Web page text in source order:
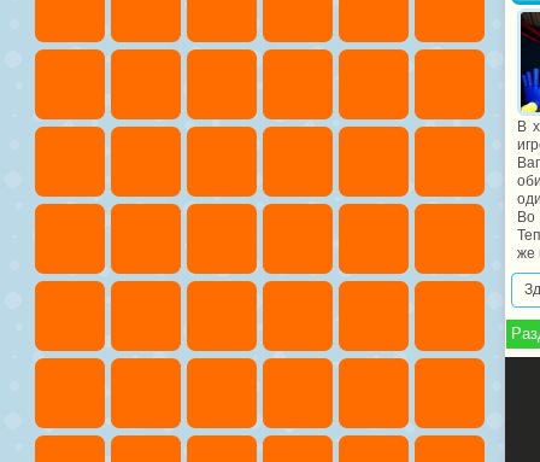
В
Во
же